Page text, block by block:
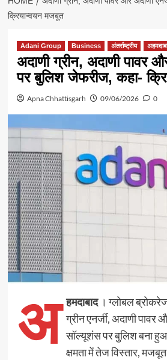
क्रियान्वयन मजबूत
Adani Group Business अंतर्राष्ट्रीय
अदाणी ग्रीन, अदाणी पावर
पर बुलिश जेफरीज, कहा-
Apna Chhattisgarh 09/06/2026 0
अ हमदाबाद। ग्लोबल
ग्रीन एनर्जी, अदाणी पावर
सॉल्यूशंस पर बुलिश बना
क्षमता में तेज विस्तार,